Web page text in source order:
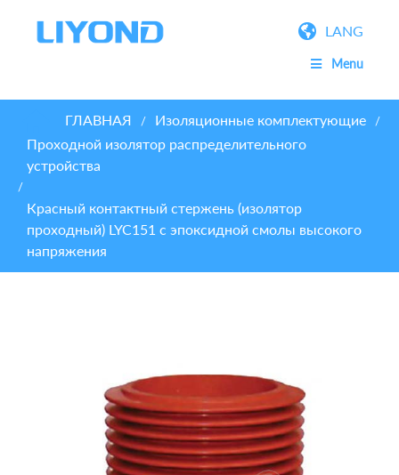
LANG
Menu
ГЛАВНАЯ / Изоляционные комплектующие /
Проходной изолятор распределительного
устройства
/
Красный контактный стержень (изолятор
проходный) LYC151 с эпоксидной смолы высокого
напряжения